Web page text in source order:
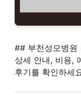
## 부천성모병원
상세 안내, 비용,
후기를 확인하세